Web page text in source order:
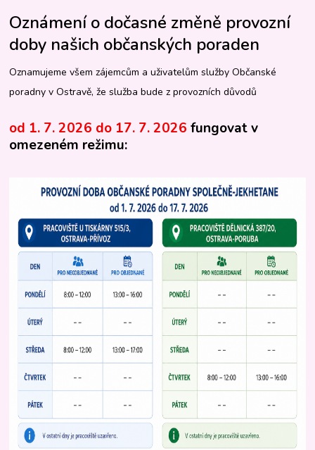
Oznámení o dočasné změně provozní
doby našich občanských poraden
Oznamujeme všem zájemcům a uživatelům služby Občanské
poradny v Ostravě, že služba bude z provozních důvodů
od 1. 7. 2026 do 17. 7. 2026 fungovat v
omezeném režimu: